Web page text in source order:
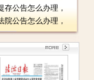
存公告怎么办理，
院公告怎么办理，